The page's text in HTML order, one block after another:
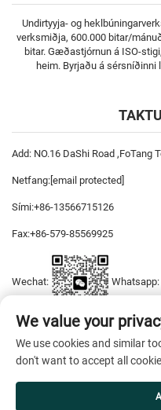
Undirtyyja- og
verksmiðja, 600.000 bitar/
bitar. Gæðastjórnun á ISO-
heim. Byrjaðu á sérsníðinni
Add: NO.16 DaShi Road ,FoTang
Netfang: [email protected]
Sími:+86-13566715126
Fax:+86-579-85569925
Wechat: Whatsapp:
Höfundarréttur © 2026 YiWu
We value your
We use cookies and similar
don't want to accept all